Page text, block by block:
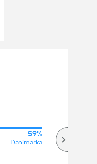
59%
Danimarka